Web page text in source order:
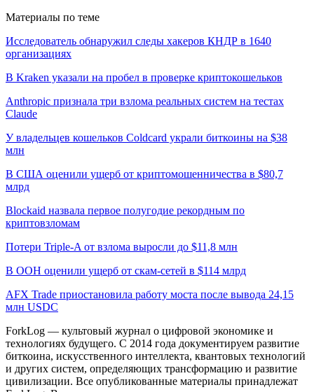
Материалы по теме
Исследователь обнаружил следы хакеров КНДР в 1640
организациях
В Kraken указали на пробел в проверке криптокошельков
Anthropic признала три взлома реальных систем на тестах
Claude
У владельцев кошельков Coldcard украли биткоины на $38
млн
В США оценили ущерб от криптомошенничества в $80,7
млрд
Blockaid назвала первое полугодие рекордным по
криптовзломам
Потери Triple-A от взлома выросли до $11,8 млн
В ООН оценили ущерб от скам-сетей в $114 млрд
AFX Trade приостановила работу моста после вывода 24,15
млн USDC
ForkLog — культовый журнал о цифровой экономике и
технологиях будущего. С 2014 года документируем развитие
биткоина, искусственного интеллекта, квантовых технологий
и других систем, определяющих трансформацию и развитие
цивилизации. Все опубликованные материалы принадлежат